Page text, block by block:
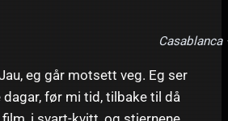
eg går motsett veg. Eg ser
før mi tid, tilbake til då